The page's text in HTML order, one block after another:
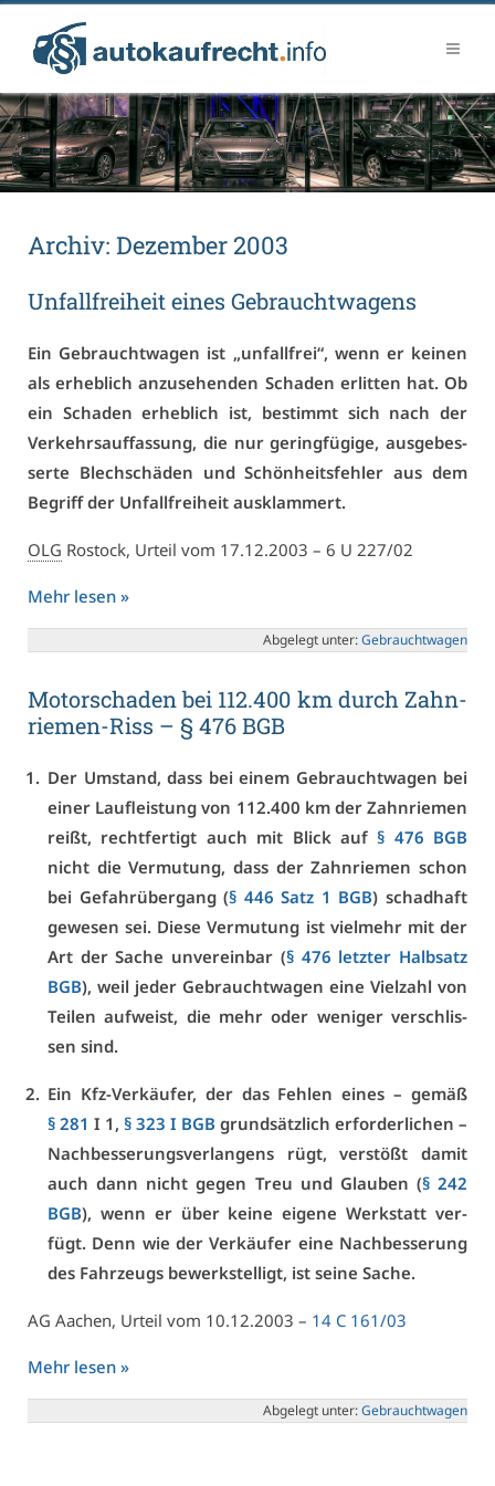
Ar­chiv: De­zem­ber 2003
Un­fall­frei­heit ei­nes Ge­braucht­wa­gens
Ein Ge­braucht­wa­gen ist „un­fall­frei“, wenn er kei­nen
als er­heb­lich an­zu­se­hen­den Scha­den er­lit­ten hat. Ob
ein Scha­den er­heb­lich ist, be­stimmt sich nach der
Ver­kehrs­auf­fas­sung, die nur ge­ring­fü­gi­ge, aus­ge­bes­
ser­te Blech­schä­den und Schön­heits­feh­ler aus dem
Be­griff der Un­fall­frei­heit aus­klam­mert.
OLG Ros­tock, Ur­teil vom 17.12.2003 – 6 U 227/02
Mehr le­sen »
Ab­ge­legt un­ter:Ge­braucht­wa­gen
Mo­tor­scha­den bei 112.400 km durch Zahn­
rie­men-Riss – § 476 BGB
Der Um­stand, dass bei ei­nem Ge­braucht­wa­gen bei
ei­ner Lauf­leis­tung von 112.400 km der Zahn­rie­men
reißt, recht­fer­tigt auch mit Blick auf§ 476 BGB
nicht die Ver­mu­tung, dass der Zahn­rie­men schon
bei Ge­fahr­über­gang (§ 446 Satz 1 BGB) schad­haft
ge­we­sen sei. Die­se Ver­mu­tung ist viel­mehr mit der
Art der Sa­che un­ver­ein­bar (§ 476 letz­ter Halb­satz
BGB), weil je­der Ge­braucht­wa­gen ei­ne Viel­zahl von
Tei­len auf­weist, die mehr oder we­ni­ger ver­schlis­
sen sind.
Ein Kfz-Ver­käu­fer, der das Feh­len ei­nes – ge­mäß
§ 281 I 1, § 323 I BGB grund­sätz­lich er­for­der­li­chen –
Nach­bes­se­rungs­ver­lan­gens rügt, ver­stößt da­mit
auch dann nicht ge­gen Treu und Glau­ben (§ 242
BGB), wenn er über kei­ne ei­ge­ne Werk­statt ver­
fügt. Denn wie der Ver­käu­fer ei­ne Nach­bes­se­rung
des Fahr­zeugs be­werk­stel­ligt, ist sei­ne Sa­che.
AG Aa­chen, Ur­teil vom 10.12.2003 – 14 C 161/03
Mehr le­sen »
Ab­ge­legt un­ter:Ge­braucht­wa­gen